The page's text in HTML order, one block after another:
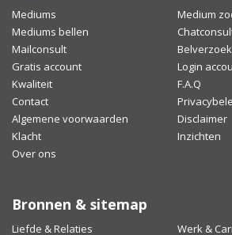
Mediums
Medium
Mediums bellen
Mailconsult
Gratis account
Login
Kwaliteit
F.A.Q
Contact
Algemene voorwaarden
Disclaimer
Klacht
Inzichten
Over ons
Bronnen & sitemap
Liefde & Relaties Werk &